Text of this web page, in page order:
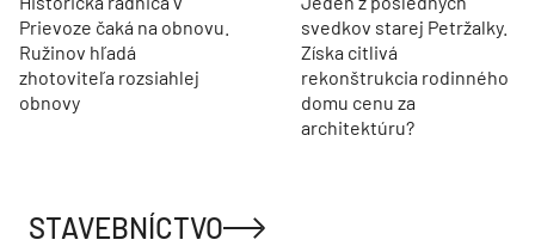
Prievoze čaká na obnovu.
Ružinov hľadá
zhotoviteľa rozsiahlej
obnovy
svedkov starej Petržalky.
Získa citlivá
rekonštrukcia rodinného
domu cenu za
architektúru?
STAVEBNÍCTVO